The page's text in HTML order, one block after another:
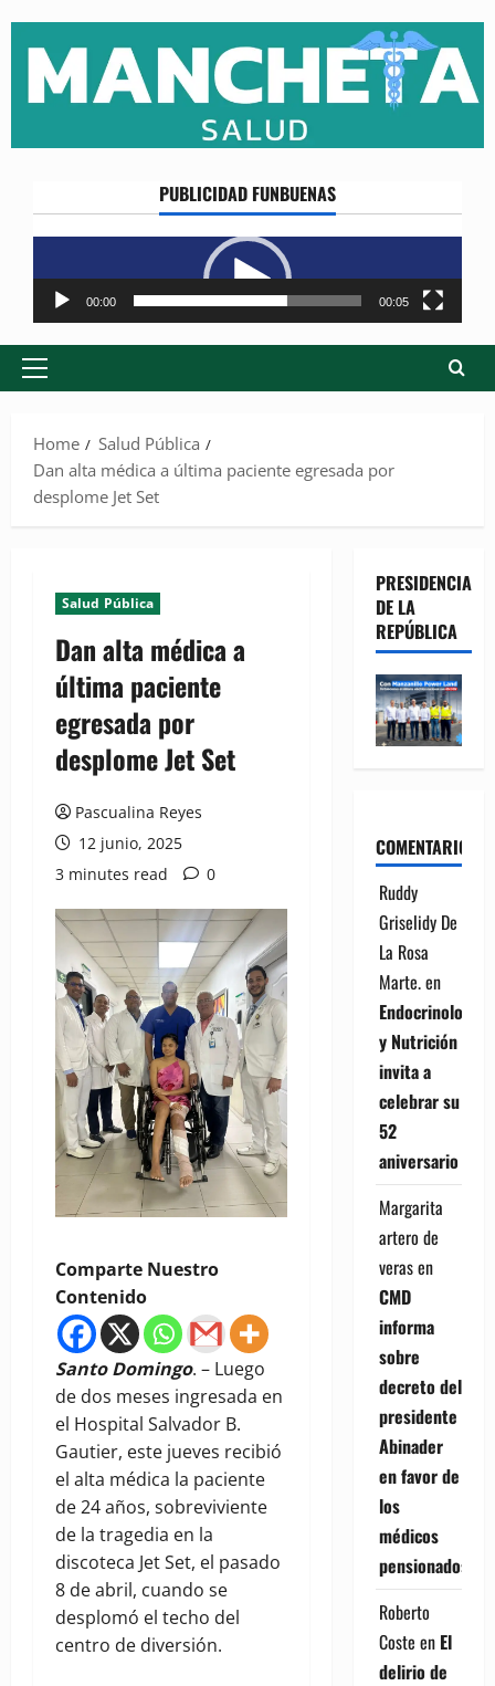
content
PUBLICIDAD FUNBUENAS
Reproductor
de
vídeo
00:00 00:05
Primary
Home
Salud Pública
Dan alta médica a última paciente egresada por
desplome Jet Set
Salud Pública
Dan alta médica a
última paciente
egresada por
desplome Jet Set
Pascualina Reyes
12 junio, 2025
3 minutes read
0
Comparte Nuestro
Contenido
Santo Domingo. – Luego
de dos meses ingresada en
el Hospital Salvador B.
Gautier, este jueves recibió
el alta médica la paciente
de 24 años, sobreviviente
de la tragedia en la
discoteca Jet Set, el pasado
8 de abril, cuando se
desplomó el techo del
centro de diversión.
PRESIDENCIA
DE LA
REPÚBLICA
COMENTARIOS
Ruddy
Griselidy De
La Rosa
Marte.en
Endocrinología
y Nutrición
invita a
celebrar su
52
aniversario
Margarita
artero de
verasen
CMD
informa
sobre
decreto del
presidente
Abinader
en favor de
los
médicos
pensionados
Roberto
Coste en El
delirio de